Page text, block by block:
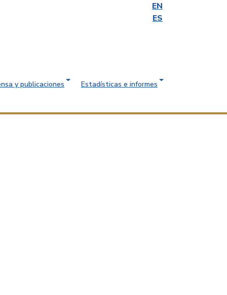
EN
ES
y publicaciones Estadísticas e informes